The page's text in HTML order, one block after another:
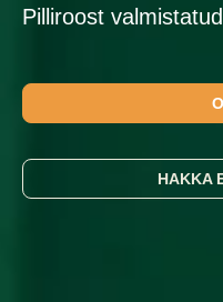
Pilliroost
HAKKA